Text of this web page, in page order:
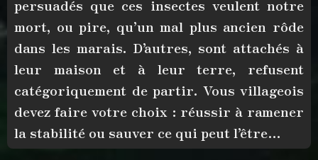
persuadés que ces insectes veulent notre
mort, ou pire, qu’un mal plus ancien rôde
dans les marais. D’autres, sont attachés à
leur maison et à leur terre, refusent
catégoriquement de partir. Vous villageois
devez faire votre choix : réussir à ramener
la stabilité ou sauver ce qui peut l’être…